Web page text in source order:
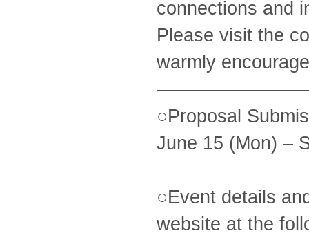
connections and
Please visit the
warmly
○Proposal
June 15 (Mon) –
○Event details
website at the